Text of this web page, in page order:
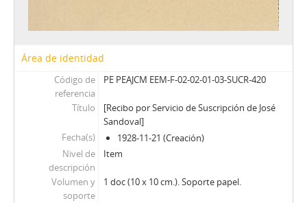
Área de identidad
Código de
referencia
PE PEAJCM EEM-F-02-02-01-03-SUCR-420
Título
[Recibo por Servicio de Suscripción de José
Sandoval]
Fecha(s)
1928-11-21 (Creación)
Nivel de
descripción
Item
Volumen y
soporte
1 doc (10 x 10 cm.). Soporte papel.